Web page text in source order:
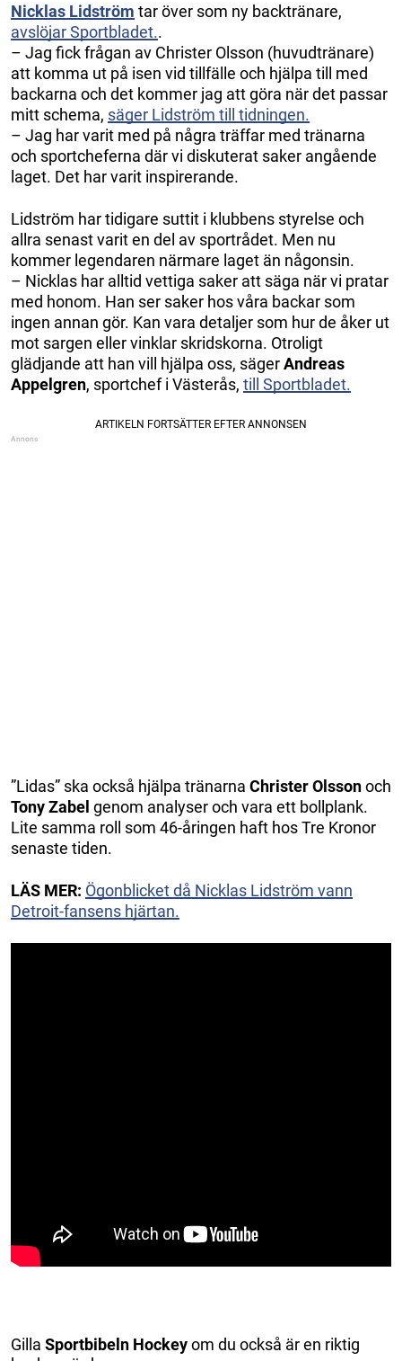
Nicklas Lidström tar över som ny backtränare,
avslöjar Sportbladet..
– Jag fick frågan av Christer Olsson (huvudtränare)
att komma ut på isen vid tillfälle och hjälpa till med
backarna och det kommer jag att göra när det passar
mitt schema, säger Lidström till tidningen.
– Jag har varit med på några träffar med tränarna
och sportcheferna där vi diskuterat saker angående
laget. Det har varit inspirerande.
Lidström har tidigare suttit i klubbens styrelse och
allra senast varit en del av sportrådet. Men nu
kommer legendaren närmare laget än någonsin.
– Nicklas har alltid vettiga saker att säga när vi pratar
med honom. Han ser saker hos våra backar som
ingen annan gör. Kan vara detaljer som hur de åker ut
mot sargen eller vinklar skridskorna. Otroligt
glädjande att han vill hjälpa oss, sägerAndreas
Appelgren, sportchef i Västerås, till Sportbladet.
”Lidas” ska också hjälpa tränarna Christer Olssonoch
Tony Zabel genom analyser och vara ett bollplank.
Lite samma roll som 46-åringen haft hos Tre Kronor
senaste tiden.
LÄS MER: Ögonblicket då Nicklas Lidström vann
Detroit-fansens hjärtan.
Gilla Sportbibeln Hockeyom du också är en riktig